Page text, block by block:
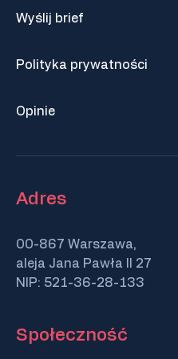
Wyślij brief
Polityka prywatności
Opinie
Adres
00-867 Warszawa,
aleja Jana Pawła II 27
NIP: 521-36-28-133
Społeczność